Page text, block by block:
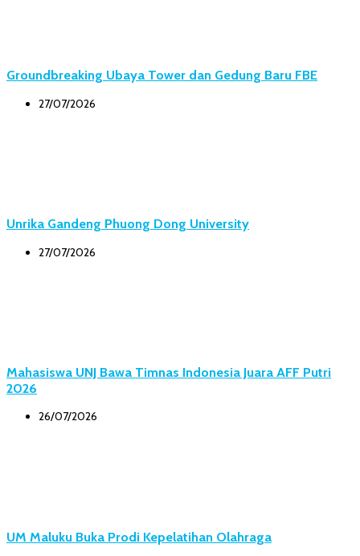
Groundbreaking Ubaya Tower dan Gedung Baru FBE
27/07/2026
Unrika Gandeng Phuong Dong University
27/07/2026
Mahasiswa UNJ Bawa Timnas Indonesia Juara AFF Putri
2026
26/07/2026
UM Maluku Buka Prodi Kepelatihan Olahraga